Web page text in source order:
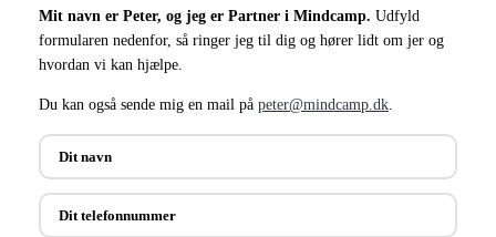
Mit navn er Peter, og jeg er Partner i Mindcamp. Udfyld
formularen nedenfor, så ringer jeg til dig og hører lidt om jer og
hvordan vi kan hjælpe.
Du kan også sende mig en mail på peter@mindcamp.dk.